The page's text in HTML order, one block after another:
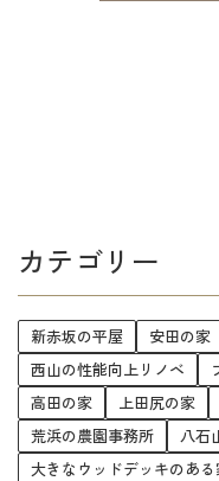
カテゴリー
新赤坂の平屋 安田の家
西山の性能向上リノベ
高田の家
上田尻の家
荒浜の農園事務所
八石
大きなウッドデッキのあ